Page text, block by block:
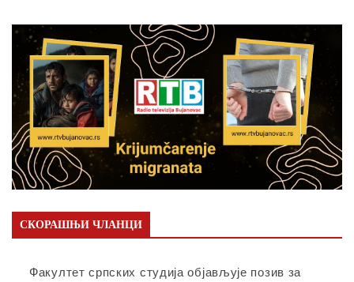
СКОРАШЊИ ЧЛАНЦИ
Факултет српских студија објављује позив за